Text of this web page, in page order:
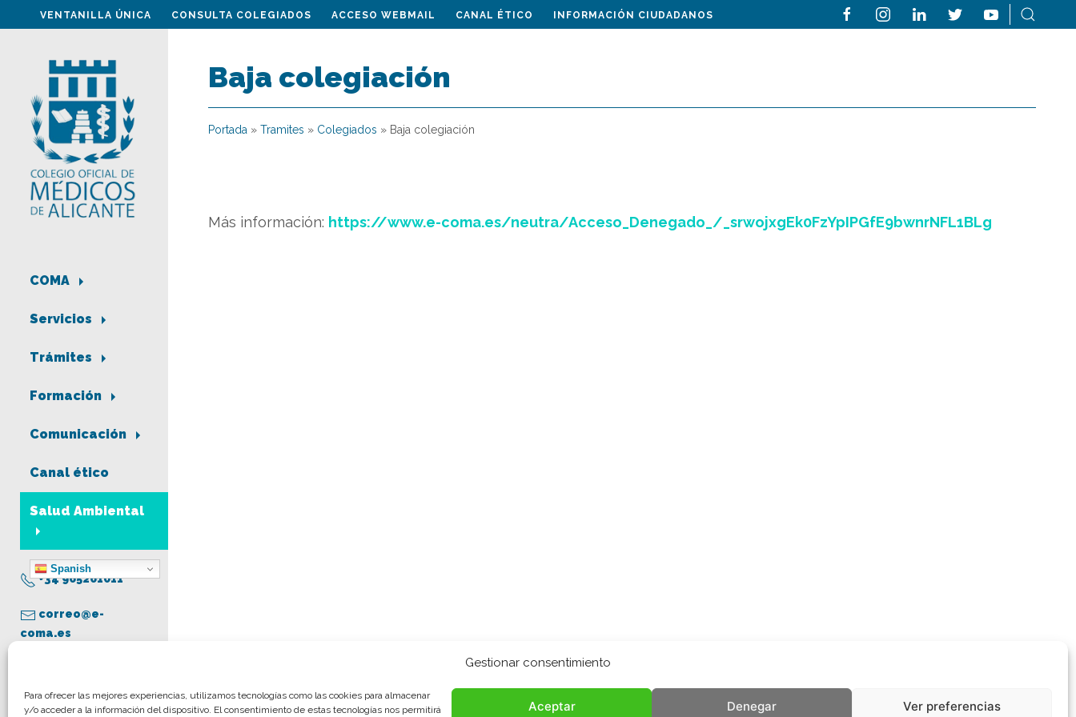
Gestionar consentimiento
Para ofrecer las mejores experiencias, utilizamos tecnologías como las cookies para almacenar
y/o acceder a la información del dispositivo. El consentimiento de estas tecnologías nos permitirá
Aceptar Denegar Ver preferencias
VENTANILLA ÚNICA CONSULTA COLEGIADOS ACCESO WEBMAIL CANAL ÉTICO INFORMACIÓN CIUDADANOS
COMA
Servicios
Trámites
Formación
Comunicación
Canal ético
Salud Ambiental
Spanish
+34 965261011
correo@e-
coma.es
Aviso legal
Baja colegiación
Portada » Tramites » Colegiados » Baja colegiación
Más información: https://www.e-coma.es/neutra/Acceso_Denegado_/_srwojxgEk0FzYpIPGfE9bwnrNFL1BLg